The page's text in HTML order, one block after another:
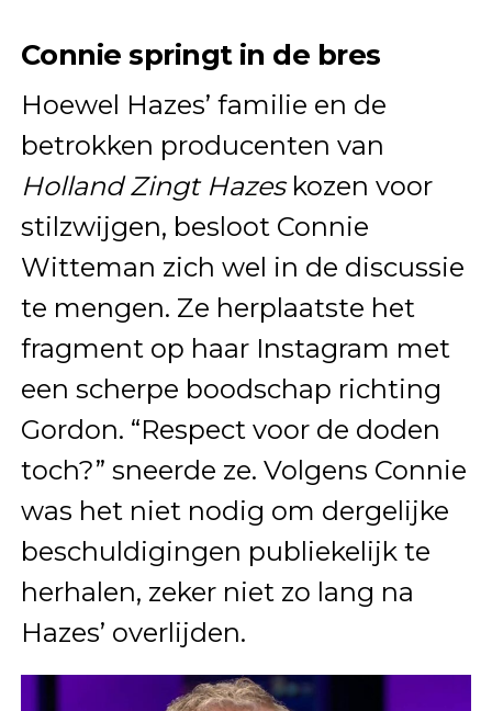
Connie springt in de bres
Hoewel Hazes’ familie en de
betrokken producenten van
Holland Zingt Hazeskozen voor
stilzwijgen, besloot Connie
Witteman zich wel in de discussie
te mengen. Ze herplaatste het
fragment op haar Instagram met
een scherpe boodschap richting
Gordon. “Respect voor de doden
toch?” sneerde ze. Volgens Connie
was het niet nodig om dergelijke
beschuldigingen publiekelijk te
herhalen, zeker niet zo lang na
Hazes’ overlijden.